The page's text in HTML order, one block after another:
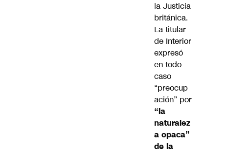
la Justicia
británica.
La titular
de Interior
expresó
en todo
caso
“preocup
ación” por
“la
naturalez
a opaca”
de la